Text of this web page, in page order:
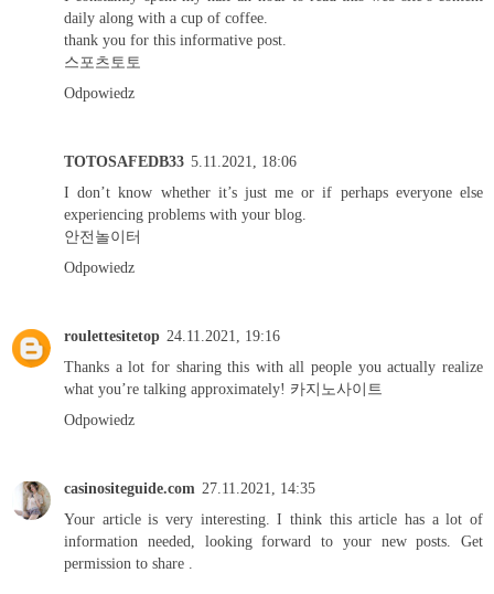
daily along with a cup of coffee.
thank you for this informative post.
스포츠토토
Odpowiedz
TOTOSAFEDB33 5.11.2021, 18:06
I don’t know whether it’s just me or if perhaps everyone else
experiencing problems with your blog.
안전놀이터
Odpowiedz
roulettesitetop 24.11.2021, 19:16
Thanks a lot for sharing this with all people you actually realize
what you’re talking approximately! 카지노사이트
Odpowiedz
casinositeguide.com 27.11.2021, 14:35
Your article is very interesting. I think this article has a lot of
information needed, looking forward to your new posts. Get
permission to share .